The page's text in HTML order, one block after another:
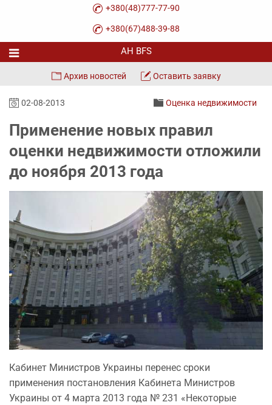
+380(48)777-77-90
+380(67)488-39-88
Архив новостей Оставить заявку
02-08-2013 Оценка недвижимости
Применение новых правил
оценки недвижимости отложили
до ноября 2013 года
Кабинет Министров Украины перенес сроки
применения постановления Кабинета Министров
Украины от 4 марта 2013 года № 231 «Некоторые